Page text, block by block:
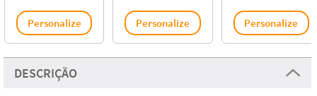
Personalize Personalize Personalize
DESCRIÇÃO